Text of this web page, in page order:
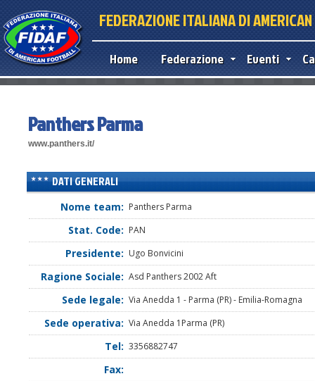
FEDERAZIONE ITALIANA DI
Home Federazione Eventi
Panthers Parma
www.panthers.it/
DATI GENERALI
Nome team: Panthers Parma
Stat. Code: PAN
Presidente: Ugo Bonvicini
Ragione Sociale: Asd Panthers 2002 Aft
Sede legale: Via Anedda 1 - Parma (PR) - Emilia-Romagna
Sede operativa: Via Anedda 1Parma (PR)
Tel: 3356882747
Fax: